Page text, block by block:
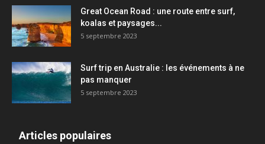
Great Ocean Road : une route entre surf,
koalas et paysages...
5 septembre 2023
Surf trip en Australie : les événements à ne
pas manquer
5 septembre 2023
Articles populaires